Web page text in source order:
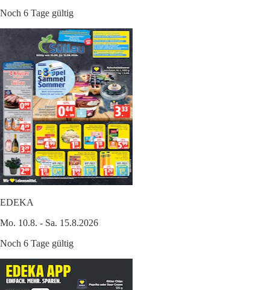
Noch 6 Tage gültig
EDEKA
Mo. 10.8. - Sa. 15.8.2026
Noch 6 Tage gültig